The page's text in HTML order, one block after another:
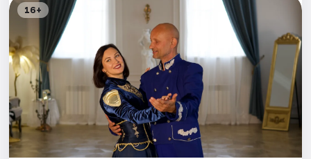
Выставки
Квесты
Экскурсии
Спорт
События
16+